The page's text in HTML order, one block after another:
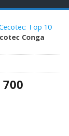
Top 10
Conga